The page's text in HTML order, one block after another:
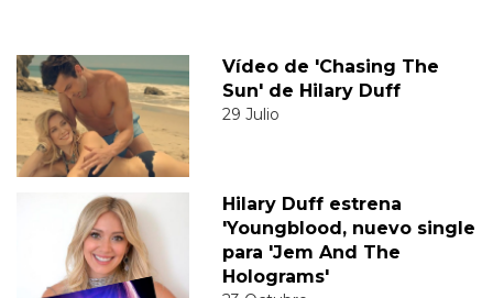
Vídeo de 'Chasing The
Sun' de Hilary Duff
29 Julio
Hilary Duff estrena
'Youngblood, nuevo single
para 'Jem And The
Holograms'